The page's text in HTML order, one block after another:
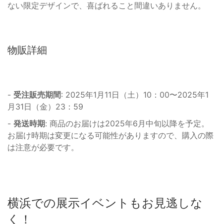
ない限定デザインで、喜ばれること間違いありません。
物販詳細
- 受注販売期間: 2025年1月11日（土）10：00〜2025年1
月31日（金）23：59
- 発送時期: 商品のお届けは2025年6月中旬以降を予定。
お届け時期は変更になる可能性がありますので、購入の際
は注意が必要です。
横浜での展示イベントもお見逃しな
く！